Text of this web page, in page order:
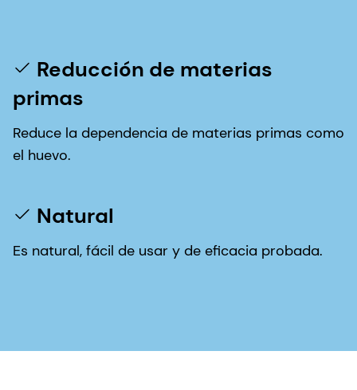
Reducción de materias
primas
Reduce la dependencia de materias primas como
el huevo.
Natural
Es natural, fácil de usar y de eficacia probada.